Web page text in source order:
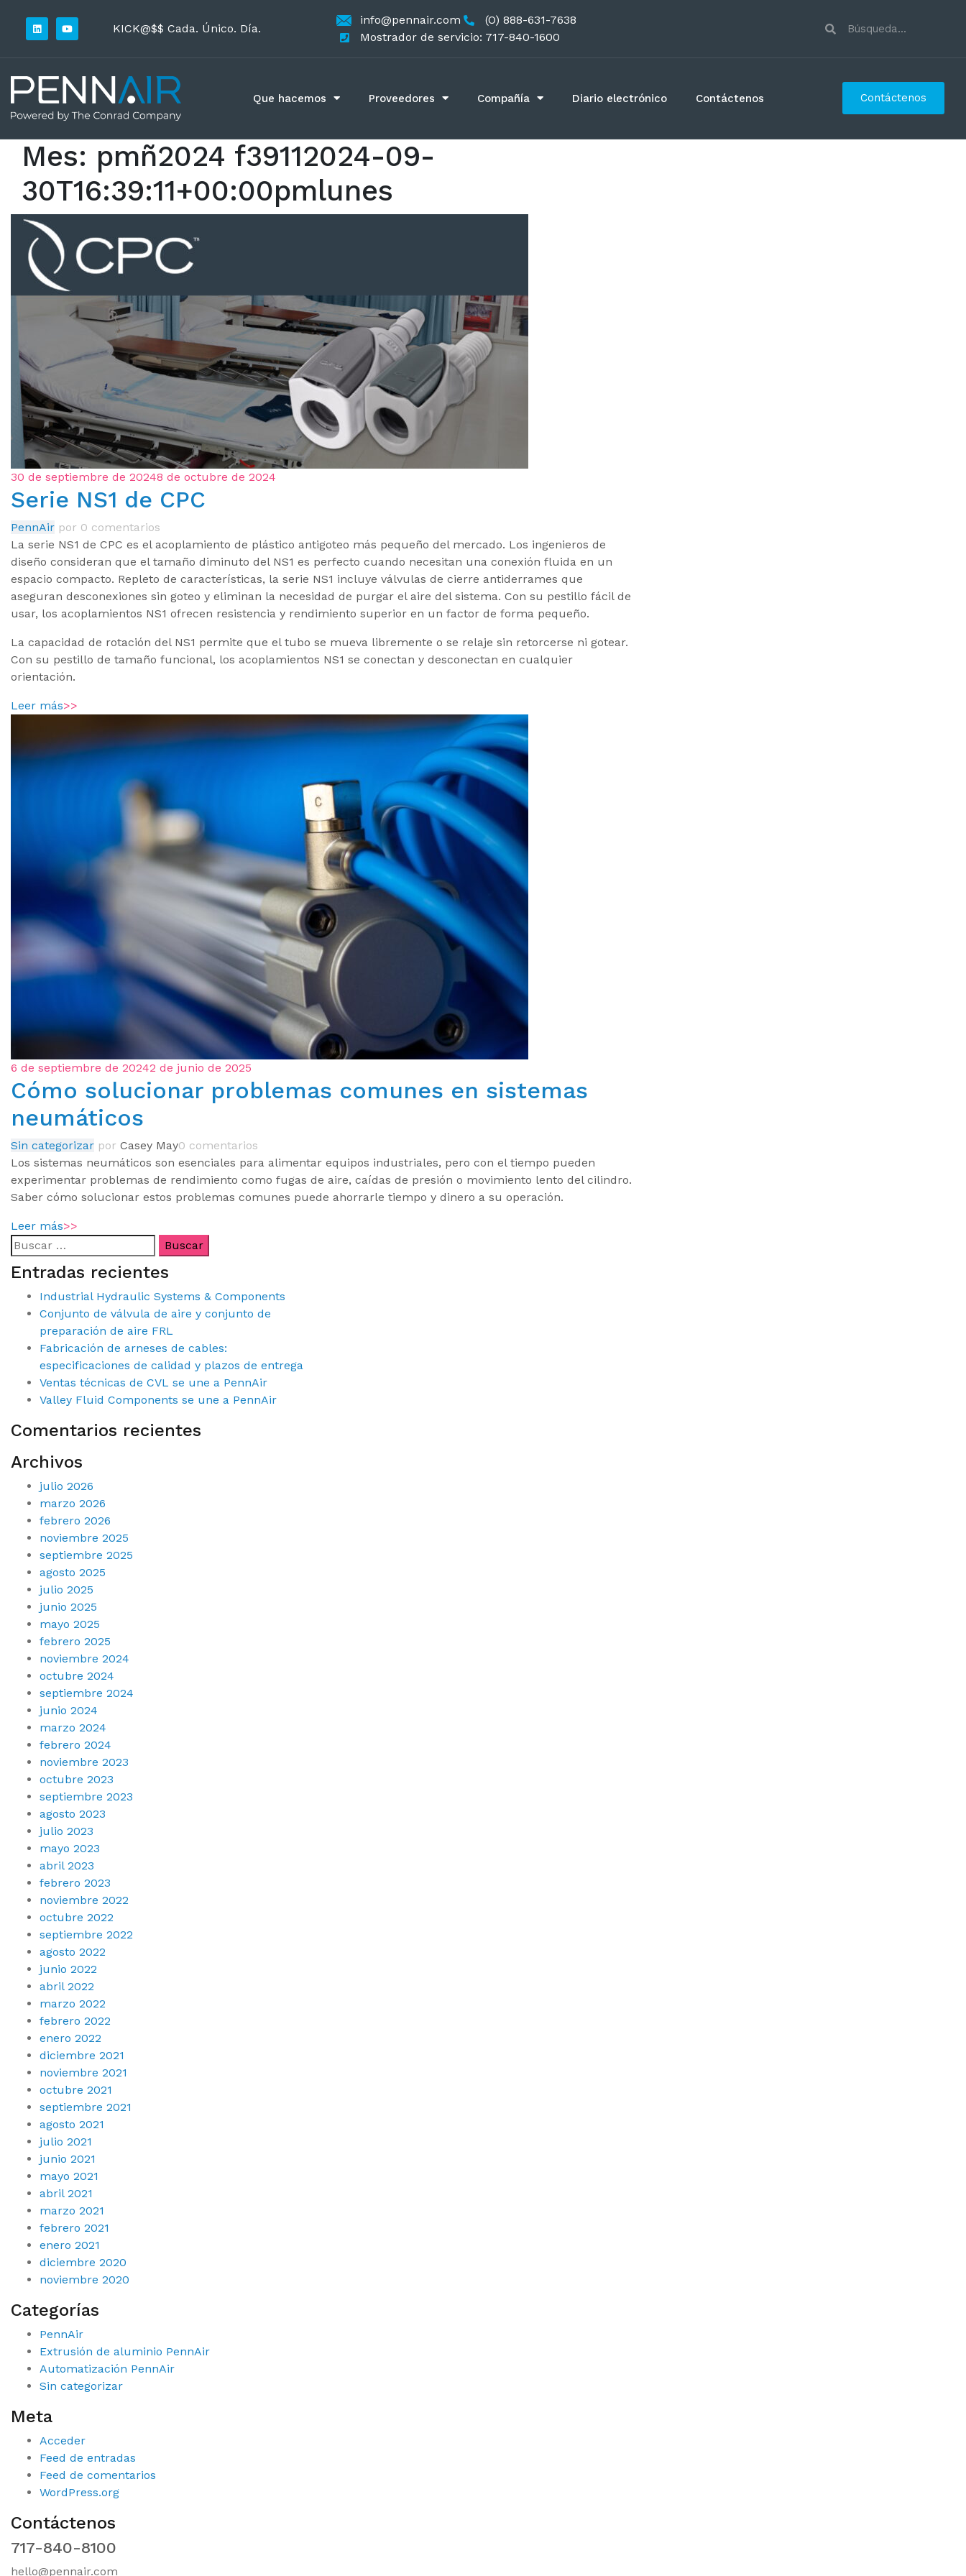
KICK@$$ Cada. Único. Día.
info@pennair.com
(O) 888-631-7638
Mostrador de servicio: 717-840-1600
Que hacemos Proveedores Compañía Diario electrónico Contáctenos Contáctenos
Mes: pmñ2024 f39112024-09-
30T16:39:11+00:00pmlunes
30 de septiembre de 20248 de octubre de 2024
Serie NS1 de CPC
PennAir por 0 comentarios
La serie NS1 de CPC es el acoplamiento de plástico antigoteo más pequeño del mercado. Los ingenieros de
diseño consideran que el tamaño diminuto del NS1 es perfecto cuando necesitan una conexión fluida en un
espacio compacto. Repleto de características, la serie NS1 incluye válvulas de cierre antiderrames que
aseguran desconexiones sin goteo y eliminan la necesidad de purgar el aire del sistema. Con su pestillo fácil de
usar, los acoplamientos NS1 ofrecen resistencia y rendimiento superior en un factor de forma pequeño.
La capacidad de rotación del NS1 permite que el tubo se mueva libremente o se relaje sin retorcerse ni gotear.
Con su pestillo de tamaño funcional, los acoplamientos NS1 se conectan y desconectan en cualquier
orientación.
Leer más>>
6 de septiembre de 20242 de junio de 2025
Cómo solucionar problemas comunes en sistemas
neumáticos
Sin categorizar por Casey May0 comentarios
Los sistemas neumáticos son esenciales para alimentar equipos industriales, pero con el tiempo pueden
experimentar problemas de rendimiento como fugas de aire, caídas de presión o movimiento lento del cilindro.
Saber cómo solucionar estos problemas comunes puede ahorrarle tiempo y dinero a su operación.
Leer más>>
Entradas recientes
Industrial Hydraulic Systems & Components
Conjunto de válvula de aire y conjunto de
preparación de aire FRL
Fabricación de arneses de cables:
especificaciones de calidad y plazos de entrega
Ventas técnicas de CVL se une a PennAir
Valley Fluid Components se une a PennAir
Comentarios recientes
Archivos
julio 2026
marzo 2026
febrero 2026
noviembre 2025
septiembre 2025
agosto 2025
julio 2025
junio 2025
mayo 2025
febrero 2025
noviembre 2024
octubre 2024
septiembre 2024
junio 2024
marzo 2024
febrero 2024
noviembre 2023
octubre 2023
septiembre 2023
agosto 2023
julio 2023
mayo 2023
abril 2023
febrero 2023
noviembre 2022
octubre 2022
septiembre 2022
agosto 2022
junio 2022
abril 2022
marzo 2022
febrero 2022
enero 2022
diciembre 2021
noviembre 2021
octubre 2021
septiembre 2021
agosto 2021
julio 2021
junio 2021
mayo 2021
abril 2021
marzo 2021
febrero 2021
enero 2021
diciembre 2020
noviembre 2020
Categorías
PennAir
Extrusión de aluminio PennAir
Automatización PennAir
Sin categorizar
Meta
Acceder
Feed de entradas
Feed de comentarios
WordPress.org
Contáctenos
717-840-8100
hello@pennair.com